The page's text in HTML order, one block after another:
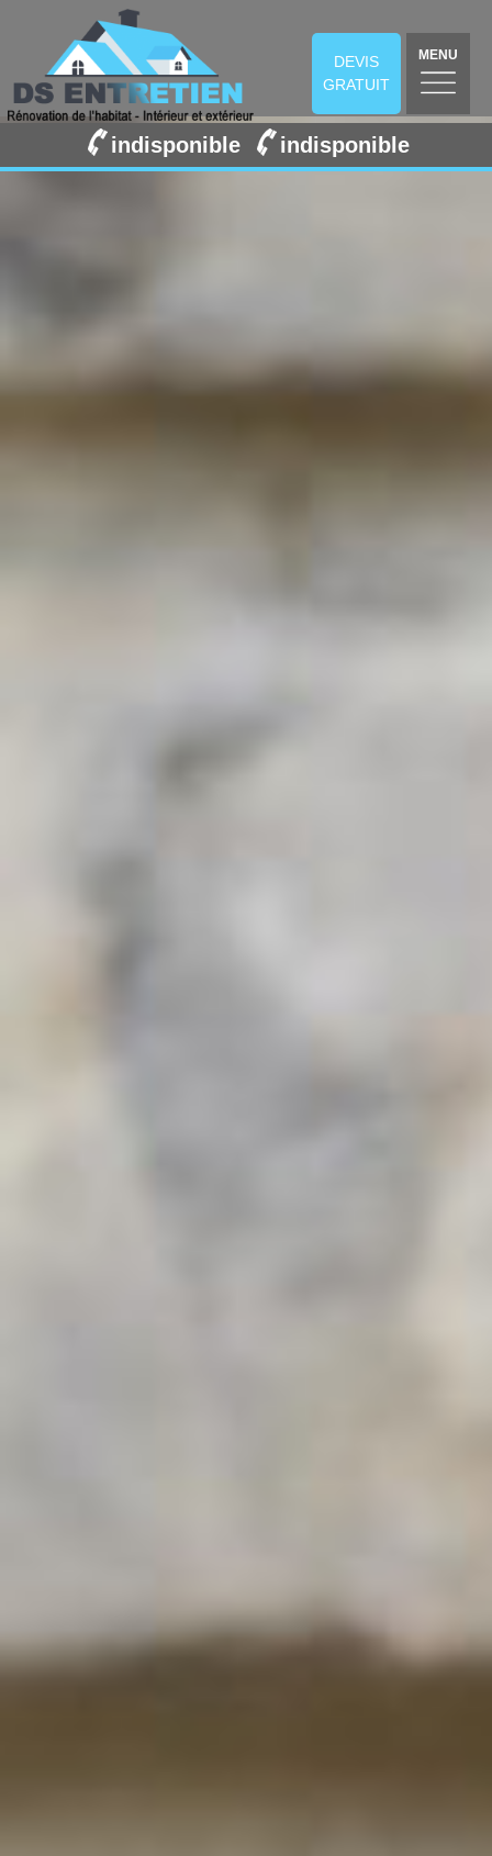
DEVIS
GRATUIT
MENU
indisponible indisponible